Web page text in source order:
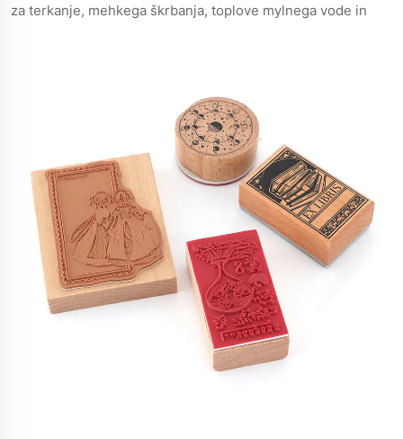
za terkanje, mehkega škrbanja, toplove mylnega vode in